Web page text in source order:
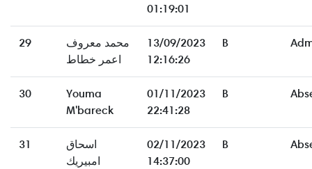
01:19:01
29
محمد معروف
اعمر خطاط
13/09/2023
12:16:26
B
30
Youma
M'bareck
01/11/2023
22:41:28
B
31
اسحاق
امبيريك
02/11/2023
14:37:00
B